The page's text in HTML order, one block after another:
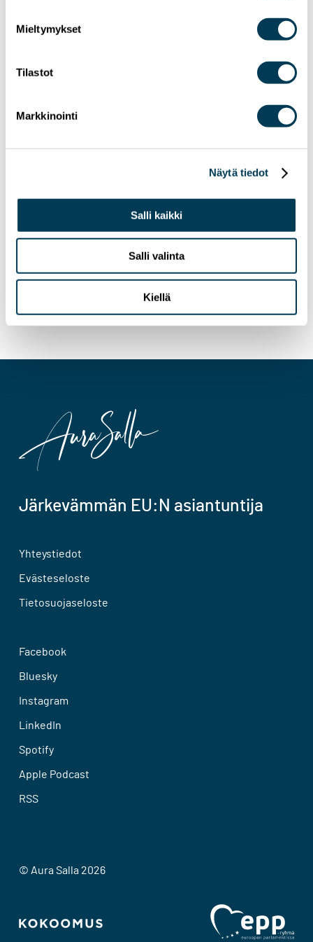
Mieltymykset
Tilastot
Markkinointi
Näytä tiedot
Salli kaikki
Salli valinta
Kiellä
14.4.2023 UUTISET
Aktiivista EU-vaikuttamista nyt, Suomi
Järkevämmän EU:N asiantuntija
Yhteystiedot
Evästeseloste
Tietosuojaseloste
Facebook
Bluesky
Instagram
LinkedIn
Spotify
Apple Podcast
RSS
© Aura Salla 2026